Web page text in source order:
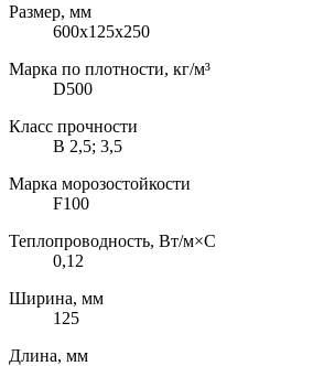
Размер, мм
600x125x250
Марка по плотности, кг/м³
D500
Класс прочности
В 2,5; 3,5
Марка морозостойкости
F100
Теплопроводность, Вт/м×С
0,12
Ширина, мм
125
Длина, мм